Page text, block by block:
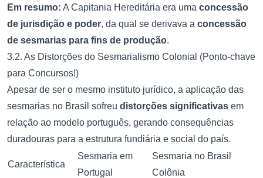
Em resumo: A Capitania Hereditária era uma concessão
de jurisdição e poder, da qual se derivava a concessão
de sesmarias para fins de produção.
3.2. As Distorções do Sesmarialismo Colonial (Ponto-chave
para Concursos!)
Apesar de ser o mesmo instituto jurídico, a aplicação das
sesmarias no Brasil sofreu distorções significativas em
relação ao modelo português, gerando consequências
duradouras para a estrutura fundiária e social do país.
Característica
Sesmaria em
Portugal
Sesmaria no Brasil
Colônia